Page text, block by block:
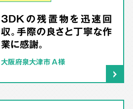
3DKの残置物を迅速回
収。手際の良さと丁寧な作
業に感謝。
大阪府泉大津市 A様